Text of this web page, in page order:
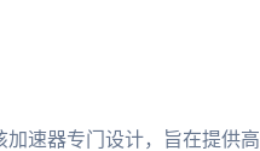
速器专门设计，旨在提供高